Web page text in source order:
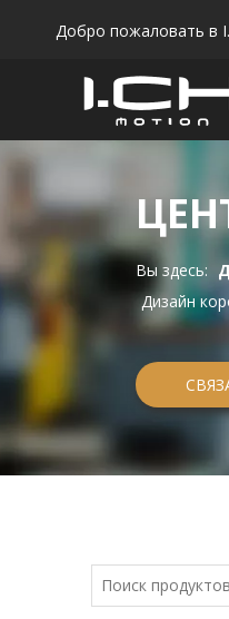
Добро пожаловать в
Вы здесь:
Дизайн